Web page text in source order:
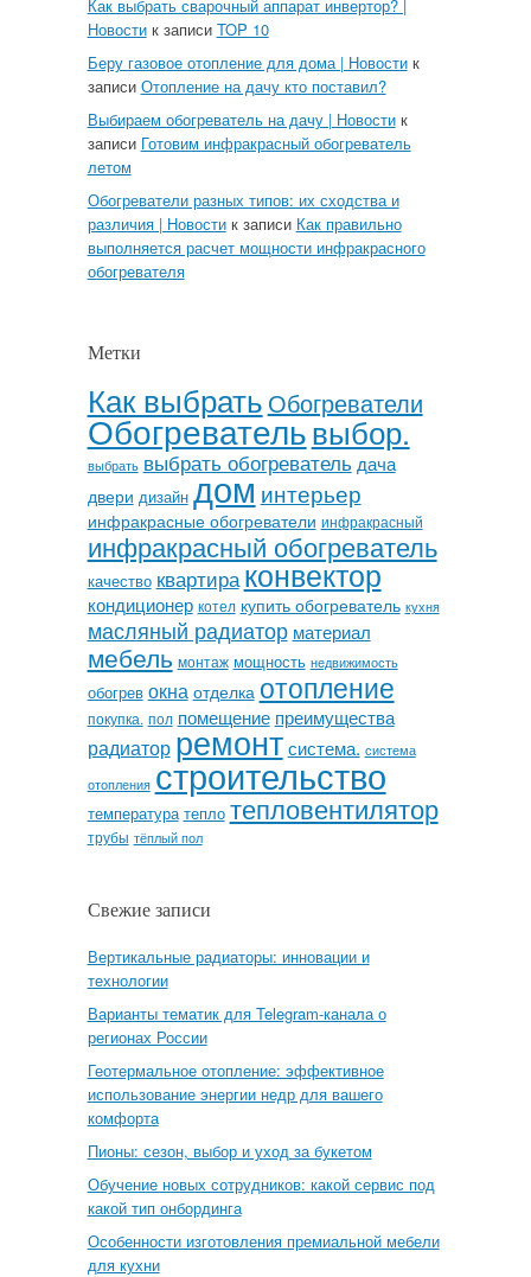
Как выбрать сварочный аппарат инвертор? |
Новостик записи TOP 10
Беру газовое отопление для дома | Новостик
записи Отопление на дачу кто поставил?
Выбираем обогреватель на дачу | Новостик
записи Готовим инфракрасный обогреватель
летом
Обогреватели разных типов: их сходства и
различия | Новостик записи Как правильно
выполняется расчет мощности инфракрасного
обогревателя
Метки
Как выбрать Обогреватели
Обогревательвыбор.
выбрать выбрать обогреватель дача
двери дизайн дом интерьер
инфракрасные обогреватели инфракрасный
инфракрасный обогреватель
качество квартираконвектор
кондиционер котел купить обогреватель кухня
масляный радиатор материал
мебель монтаж мощность недвижимость
обогрев окна отделка отопление
покупка. пол помещение преимущества
радиатор ремонт система. система
отопления строительство
температура тепло тепловентилятор
трубы тёплый пол
Свежие записи
Вертикальные радиаторы: инновации и
технологии
Варианты тематик для Telegram-канала о
регионах России
Геотермальное отопление: эффективное
использование энергии недр для вашего
комфорта
Пионы: сезон, выбор и уход за букетом
Обучение новых сотрудников: какой сервис под
какой тип онбординга
Особенности изготовления премиальной мебели
для кухни